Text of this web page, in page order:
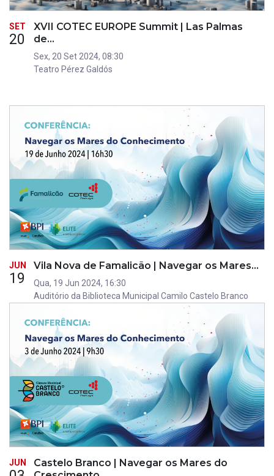
SET
20
XVII COTEC EUROPE Summit | Las Palmas
de…
Sex, 20 Set 2024, 08:30
Teatro Pérez Galdós
JUN
19
Vila Nova de Famalicão | Navegar os Mares…
Qua, 19 Jun 2024, 16:30
Auditório da Biblioteca Municipal Camilo Castelo Branco
JUN
Castelo Branco | Navegar os Mares do